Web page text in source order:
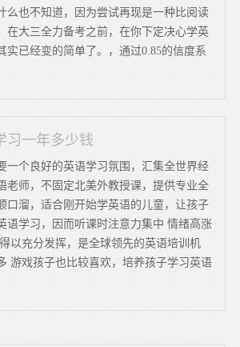
么也不知道，因为尝试再现是一种比阅读
在大三全力备考之前，在你下定决心学英
实已经变的简单了。，通过0.85的信度系
习一年多少钱
一个良好的英语学习氛围，汇集全世界经
老师，不固定北美外教授课，提供专业全
口溜，适合刚开始学英语的儿童，让孩子
语学习，因而听课时注意力集中 情绪高涨
以充分发挥，是全球领先的英语培训机
游戏孩子也比较喜欢，培养孩子学习英语